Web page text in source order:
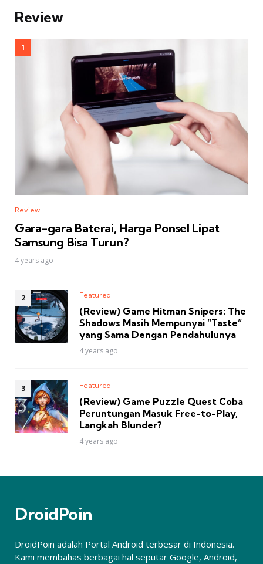
Review
Review
Gara-gara Baterai, Harga Ponsel Lipat
Samsung Bisa Turun?
4 years ago
Featured
(Review) Game Hitman Snipers: The
Shadows Masih Mempunyai “Taste”
yang Sama Dengan Pendahulunya
4 years ago
Featured
(Review) Game Puzzle Quest Coba
Peruntungan Masuk Free-to-Play,
Langkah Blunder?
4 years ago
DroidPoin
DroidPoin adalah Portal Android terbesar di Indonesia.
Kami membahas berbagai hal seputar Google, Android,